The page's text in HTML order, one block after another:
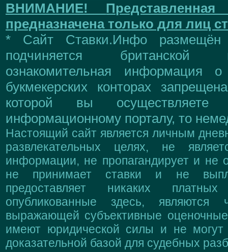
ВНИМАНИЕ!
предназначена только для лиц
* Сайт Ставки.Инфо размещён
подчиняется британской
ознакомительная информация
букмекерских конторах
которой вы
информационному порталу, то
Настоящий сайт является личным
развлекательных целях, не
информации, не пропагандирует и не
не принимает ставки и не
предоставляет никаких
опубликованные здесь, являются
выражающей субъективные
имеют юридической силы и не могут
доказательной базой для судебных